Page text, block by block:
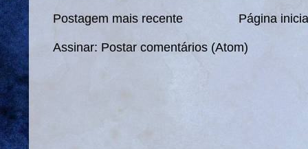
Postagem mais recente Página
Assinar: Postar comentários (Atom)